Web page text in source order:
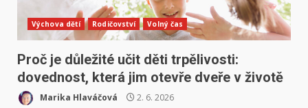
Výchova dětí Rodičovství Volný čas
Proč je důležité učit děti trpělivosti:
dovednost, která jim otevře dveře v životě
Marika Hlaváčová 2. 6. 2026